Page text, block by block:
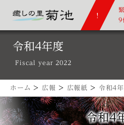
9
令和4年度
Fiscal year 2022
ホーム > 広報 > 広報紙 > 令和4
令和4